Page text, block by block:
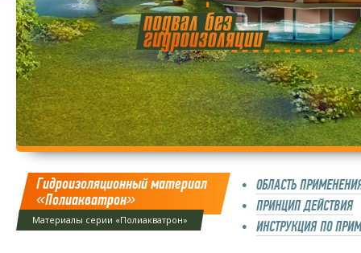
Гидроизоляционный материал
«Полиакватрон»
Материалы серии «Полиакватрон»
ОБЛАСТЬ
ПРИНЦИП ДЕЙСТВИЯ
ИНСТРУКЦИЯ ПО